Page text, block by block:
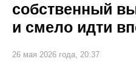
собственный
и смело идти
26 мая 2026 года, 20:37